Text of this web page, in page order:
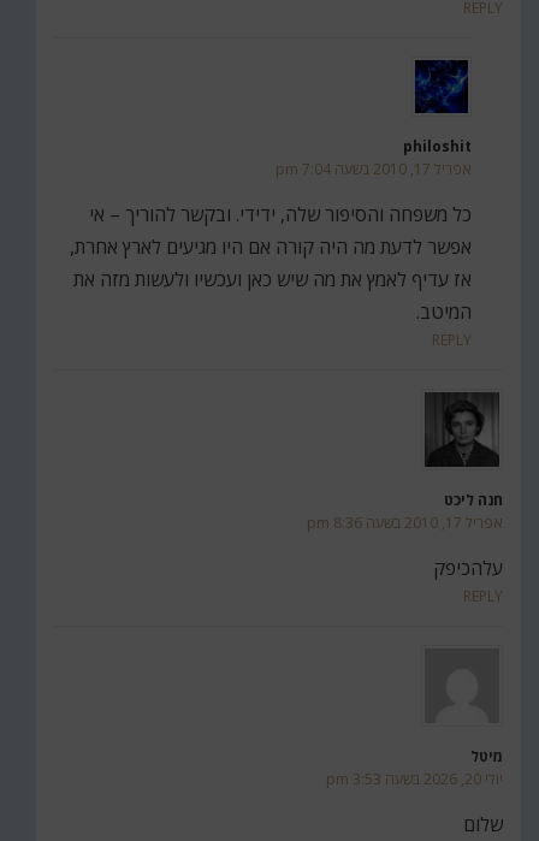
REPLY
philoshit
אפריל 17, 2010 בשעה 7:04 pm
כל משפחה והסיפור שלה, ידידי. ובקשר להוריך – אי
אפשר לדעת מה היה קורה אם היו מגיעים לארץ אחרת,
אז עדיף לאמץ את מה שיש כאן ועכשיו ולעשות מזה את
המיטב.
REPLY
חנה ליכט
אפריל 17, 2010 בשעה 8:36 pm
עלהכיפק
REPLY
מיטל
יולי 20, 2026 בשעה 3:53 pm
שלום